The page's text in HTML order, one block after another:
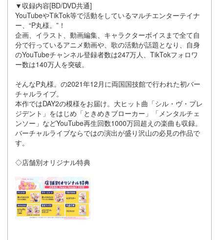
▼収録内容[BD/DVD共通]
YouTubeやTikTok等で活動をしているマルチエンターテイナ
ー、“P丸様。”！
企画、イラスト、動画編集、キャラクターボイスまで全て自
分で行っているアニメ動画や、歌の活動が話題となり、自身
のYouTubeチャンネル登録者数は247万人、TikTokフォロワ
ー数は140万人を突破。
そんなP丸様。の2021年12月に両国国技館で行われた初バー
チャルライブ。
本作ではDAY2の模様をお届け。大ヒット曲「シル・ヴ・プレ
ジデント」をはじめ「ときめきブローカー」「メンタルチェ
ンソー」などYouTube再生回数1000万回超えの楽曲も収録。
バーチャルライブならではの演出が盛り沢山の必見の作品で
す。
◇店舗別オリジナル特典